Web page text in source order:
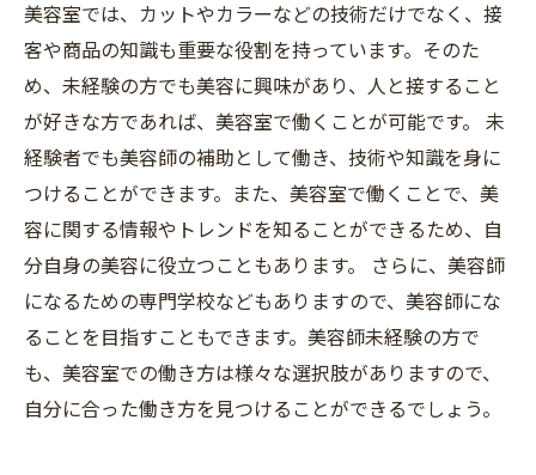
美容室では、カットやカラーなどの技術だけでなく、接
客や商品の知識も重要な役割を持っています。そのた
め、未経験の方でも美容に興味があり、人と接すること
が好きな方であれば、美容室で働くことが可能です。 未
経験者でも美容師の補助として働き、技術や知識を身に
つけることができます。また、美容室で働くことで、美
容に関する情報やトレンドを知ることができるため、自
分自身の美容に役立つこともあります。 さらに、美容師
になるための専門学校などもありますので、美容師にな
ることを目指すこともできます。美容師未経験の方で
も、美容室での働き方は様々な選択肢がありますので、
自分に合った働き方を見つけることができるでしょう。